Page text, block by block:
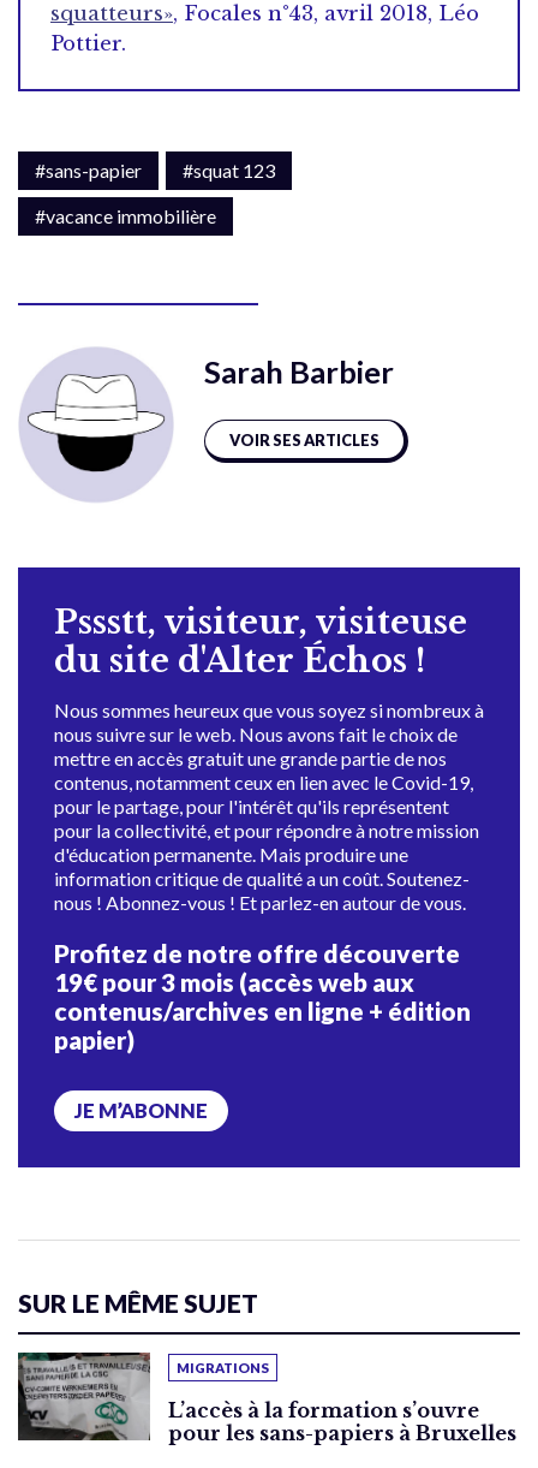
squatteurs», Focales n°43, avril 2018, Léo
Pottier.
#sans-papier
#squat 123
#vacance immobilière
Sarah Barbier
VOIR SES ARTICLES
Pssstt, visiteur, visiteuse
du site d'Alter Échos !
Nous sommes heureux que vous soyez si nombreux à
nous suivre sur le web. Nous avons fait le choix de
mettre en accès gratuit une grande partie de nos
contenus, notamment ceux en lien avec le Covid-19,
pour le partage, pour l'intérêt qu'ils représentent
pour la collectivité, et pour répondre à notre mission
d'éducation permanente. Mais produire une
information critique de qualité a un coût. Soutenez-
nous ! Abonnez-vous ! Et parlez-en autour de vous.
Profitez de notre offre découverte
19€ pour 3 mois (accès web aux
contenus/archives en ligne + édition
papier)
JE M’ABONNE
SUR LE MÊME SUJET
MIGRATIONS
L’accès à la formation s’ouvre
pour les sans-papiers à Bruxelles